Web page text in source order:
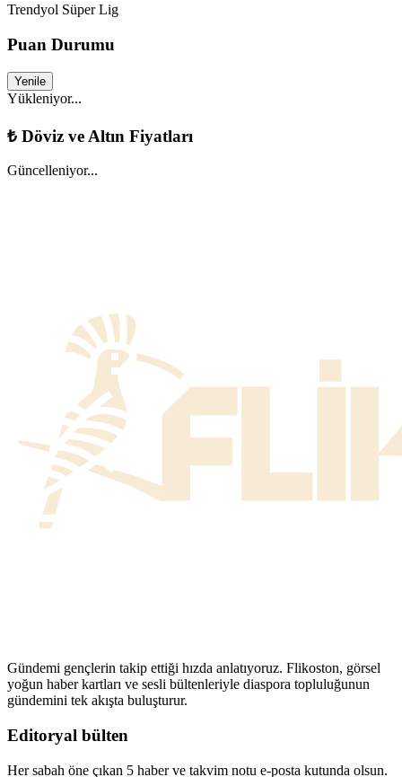
Trendyol Süper Lig
Puan Durumu
Yenile
Yükleniyor...
₺ Döviz ve Altın Fiyatları
Güncelleniyor...
Gündemi gençlerin takip ettiği hızda anlatıyoruz. Flikoston, görsel
yoğun haber kartları ve sesli bültenleriyle diaspora topluluğunun
gündemini tek akışta buluşturur.
Editoryal bülten
Her sabah öne çıkan 5 haber ve takvim notu e-posta kutunda olsun.